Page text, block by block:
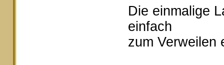
Die einmalige
einfach
zum Verweilen